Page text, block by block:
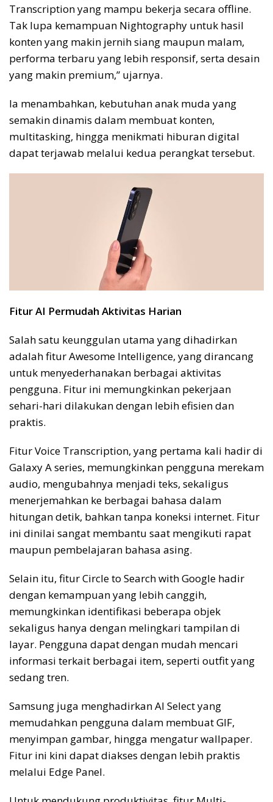
Transcription yang mampu bekerja secara offline.
Tak lupa kemampuan Nightography untuk hasil
konten yang makin jernih siang maupun malam,
performa terbaru yang lebih responsif, serta desain
yang makin premium,” ujarnya.
Ia menambahkan, kebutuhan anak muda yang
semakin dinamis dalam membuat konten,
multitasking, hingga menikmati hiburan digital
dapat terjawab melalui kedua perangkat tersebut.
Fitur AI Permudah Aktivitas Harian
Salah satu keunggulan utama yang dihadirkan
adalah fitur Awesome Intelligence, yang dirancang
untuk menyederhanakan berbagai aktivitas
pengguna. Fitur ini memungkinkan pekerjaan
sehari-hari dilakukan dengan lebih efisien dan
praktis.
Fitur Voice Transcription, yang pertama kali hadir di
Galaxy A series, memungkinkan pengguna merekam
audio, mengubahnya menjadi teks, sekaligus
menerjemahkan ke berbagai bahasa dalam
hitungan detik, bahkan tanpa koneksi internet. Fitur
ini dinilai sangat membantu saat mengikuti rapat
maupun pembelajaran bahasa asing.
Selain itu, fitur Circle to Search with Google hadir
dengan kemampuan yang lebih canggih,
memungkinkan identifikasi beberapa objek
sekaligus hanya dengan melingkari tampilan di
layar. Pengguna dapat dengan mudah mencari
informasi terkait berbagai item, seperti outfit yang
sedang tren.
Samsung juga menghadirkan AI Select yang
memudahkan pengguna dalam membuat GIF,
menyimpan gambar, hingga mengatur wallpaper.
Fitur ini kini dapat diakses dengan lebih praktis
melalui Edge Panel.